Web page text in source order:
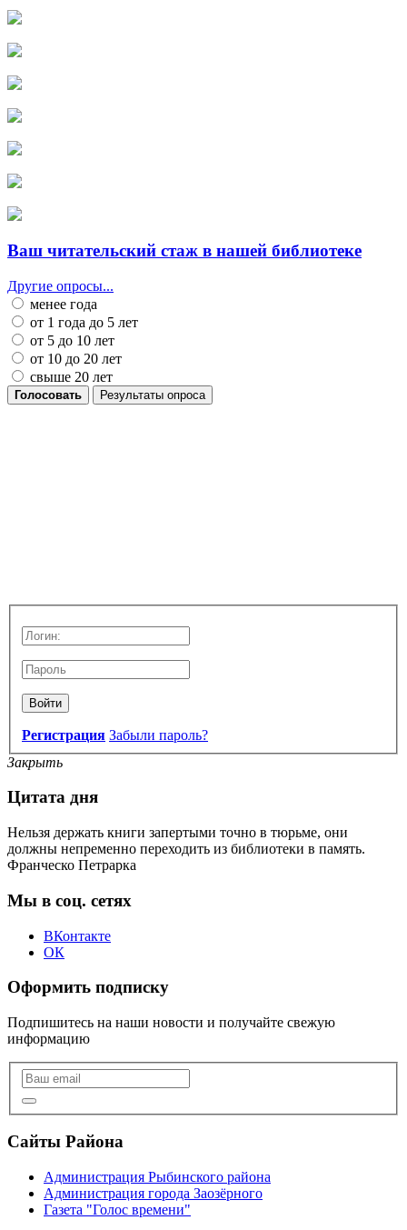
Ваш читательский стаж в нашей библиотеке
Другие опросы...
менее года
от 1 года до 5 лет
от 5 до 10 лет
от 10 до 20 лет
свыше 20 лет
Голосовать Результаты опроса
Войти
Регистрация Забыли пароль?
Закрыть
Цитата дня
Нельзя держать книги запертыми точно в тюрьме, они
должны непременно переходить из библиотеки в память.
Франческо Петрарка
Мы в соц. сетях
ВКонтакте
ОК
Оформить подписку
Подпишитесь на наши новости и получайте свежую
информацию
Сайты Района
Администрация Рыбинского района
Администрация города Заозёрного
Газета "Голос времени"